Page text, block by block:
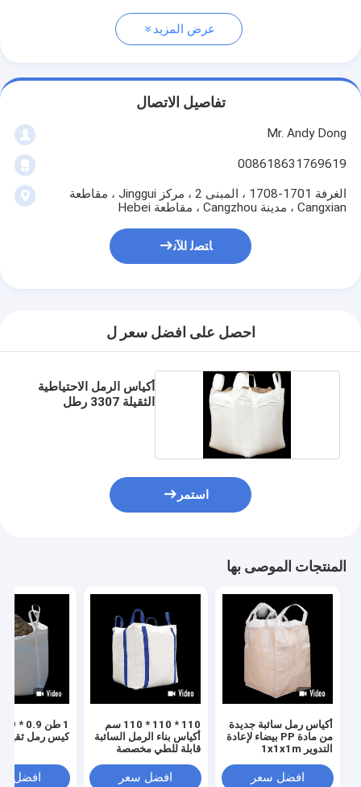
عرض المزيد
تفاصيل الاتصال
Mr. Andy Dong
008618631769619
الغرفة 1701-1708 ، المبنى 2 ، مركز Jinggui ، مقاطعة
Cangxian ، مدينة Cangzhou ، مقاطعة Hebei
ﺎﺘﺼﻟ ﺍﻶﻧ
احصل على افضل سعر ل
أكياس الرمل الاحتياطية
الثقيلة 3307 رطل
استمر
المنتجات الموصى بها
أكياس رمل سائبة جديدة
من مادة PP بيضاء لإعادة
التدوير 1x1x1m
افضل سعر
110 * 110 * 110 سم
أكياس بناء الرمل السائبة
قابلة للطي مخصصة
بروبيلينافضل سعر
كيس رمل ثقيل
افضل